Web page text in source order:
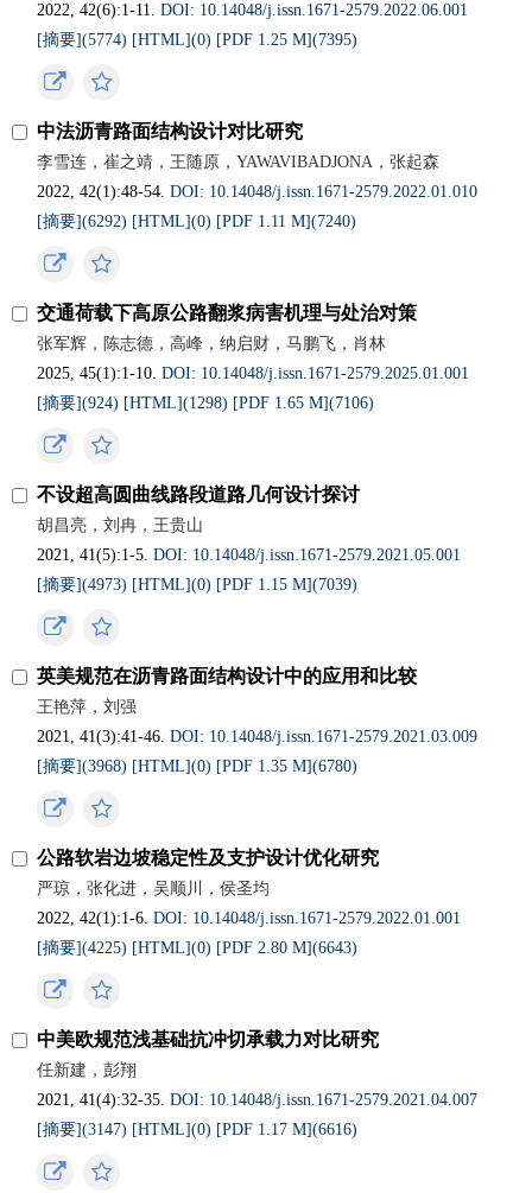
2022, 42(6):1-11.DOI: 10.14048/j.issn.1671-2579.2022.06.001
[摘要](5774) [HTML](0) [PDF 1.25 M](7395)
中法沥青路面结构设计对比研究
李雪连，崔之靖，王随原，YAWAVIBADJONA，张起森
2022, 42(1):48-54.DOI: 10.14048/j.issn.1671-2579.2022.01.010
[摘要](6292) [HTML](0) [PDF 1.11 M](7240)
交通荷载下高原公路翻浆病害机理与处治对策
张军辉，陈志德，高峰，纳启财，马鹏飞，肖林
2025, 45(1):1-10.DOI: 10.14048/j.issn.1671-2579.2025.01.001
[摘要](924) [HTML](1298) [PDF 1.65 M](7106)
不设超高圆曲线路段道路几何设计探讨
胡昌亮，刘冉，王贵山
2021, 41(5):1-5.DOI: 10.14048/j.issn.1671-2579.2021.05.001
[摘要](4973) [HTML](0) [PDF 1.15 M](7039)
英美规范在沥青路面结构设计中的应用和比较
王艳萍，刘强
2021, 41(3):41-46.DOI: 10.14048/j.issn.1671-2579.2021.03.009
[摘要](3968) [HTML](0) [PDF 1.35 M](6780)
公路软岩边坡稳定性及支护设计优化研究
严琼，张化进，吴顺川，侯圣均
2022, 42(1):1-6.DOI: 10.14048/j.issn.1671-2579.2022.01.001
[摘要](4225) [HTML](0) [PDF 2.80 M](6643)
中美欧规范浅基础抗冲切承载力对比研究
任新建，彭翔
2021, 41(4):32-35.DOI: 10.14048/j.issn.1671-2579.2021.04.007
[摘要](3147) [HTML](0) [PDF 1.17 M](6616)